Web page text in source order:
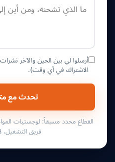
أرسلوا لي بين الحين والآخر
الاشتراك في أي وقت).
تحدث مع
القطاع محدد مسبقاً: لوجستيات
فريق التشغيل،